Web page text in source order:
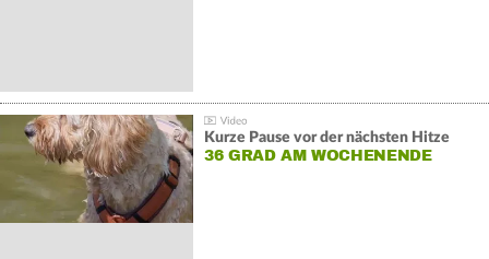
Kurze Pause vor der nächsten Hitze
36 GRAD AM WOCHENENDE